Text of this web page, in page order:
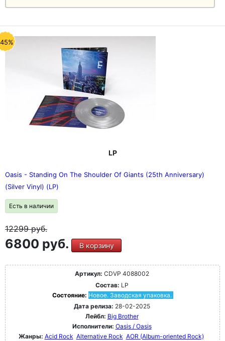
LP
Oasis - Standing On The Shoulder Of Giants (25th Anniversary)
(Silver Vinyl) (LP)
Есть в наличии
12299руб.
6800 руб. В корзину
Артикул: CDVP 4088002
Состав: LP
Состояние: Новое. Заводская упаковка.
Дата релиза: 28-02-2025
Лейбл: Big Brother
Исполнители: Oasis / Oasis
Жанры: Acid Rock Alternative Rock AOR (Album-oriented Rock)